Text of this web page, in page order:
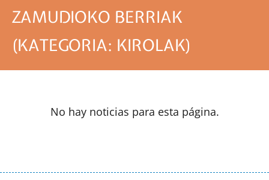
ZAMUDIOKO BERRIAK
(KATEGORIA: KIROLAK)
No hay noticias para esta página.